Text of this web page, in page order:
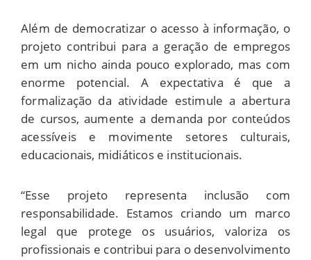
Além de democratizar o acesso à informação, o
projeto contribui para a geração de empregos
em um nicho ainda pouco explorado, mas com
enorme potencial. A expectativa é que a
formalização da atividade estimule a abertura
de cursos, aumente a demanda por conteúdos
acessíveis e movimente setores culturais,
educacionais, midiáticos e institucionais.
“Esse projeto representa inclusão com
responsabilidade. Estamos criando um marco
legal que protege os usuários, valoriza os
profissionais e contribui para o desenvolvimento